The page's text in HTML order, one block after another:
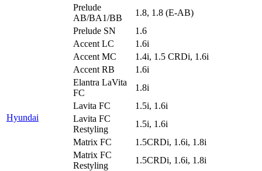
Prelude
AB/BA1/BB
1.8, 1.8 (E-AB)
Prelude SN
1.6
Hyundai
Accent LC
1.6i
Accent MC
1.4i, 1.5 CRDi, 1.6i
Accent RB
1.6i
Elantra LaVita
FC
1.8i
Lavita FC
1.5i, 1.6i
Lavita FC
Restyling
1.5i, 1.6i
Matrix FC
1.5CRDi, 1.6i, 1.8i
Matrix FC
Restyling
1.5CRDi, 1.6i, 1.8i